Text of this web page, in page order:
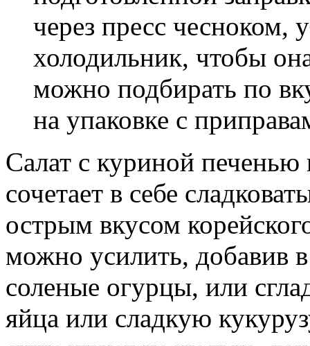
через пресс чесноком,
холодильник, чтобы
можно подбирать по
на упаковке с
Салат с куриной
сочетает в себе
острым вкусом
можно усилить, добавив
соленые огурцы, или
яйца или сладкую